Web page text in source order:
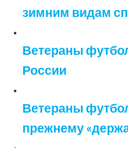
зимним видам
Ветераны
России
Ветераны
прежнему